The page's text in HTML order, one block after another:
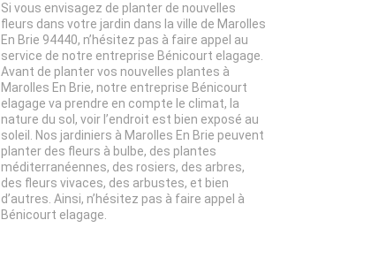
Si vous envisagez de planter de nouvelles
fleurs dans votre jardin dans la ville de Marolles
En Brie 94440, n’hésitez pas à faire appel au
service de notre entreprise Bénicourt elagage.
Avant de planter vos nouvelles plantes à
Marolles En Brie, notre entreprise Bénicourt
elagage va prendre en compte le climat, la
nature du sol, voir l’endroit est bien exposé au
soleil. Nos jardiniers à Marolles En Brie peuvent
planter des fleurs à bulbe, des plantes
méditerranéennes, des rosiers, des arbres,
des fleurs vivaces, des arbustes, et bien
d’autres. Ainsi, n’hésitez pas à faire appel à
Bénicourt elagage.